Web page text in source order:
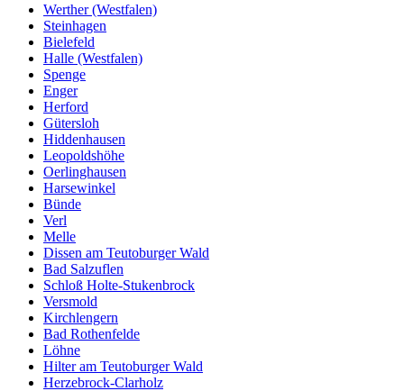
Werther (Westfalen)
Steinhagen
Bielefeld
Halle (Westfalen)
Spenge
Enger
Herford
Gütersloh
Hiddenhausen
Leopoldshöhe
Oerlinghausen
Harsewinkel
Bünde
Verl
Melle
Dissen am Teutoburger Wald
Bad Salzuflen
Schloß Holte-Stukenbrock
Versmold
Kirchlengern
Bad Rothenfelde
Löhne
Hilter am Teutoburger Wald
Herzebrock-Clarholz